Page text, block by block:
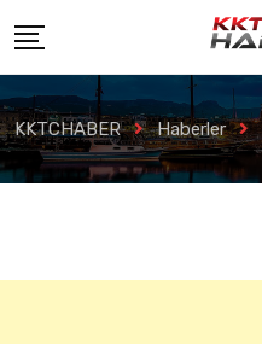
KKTCHABER Haberler